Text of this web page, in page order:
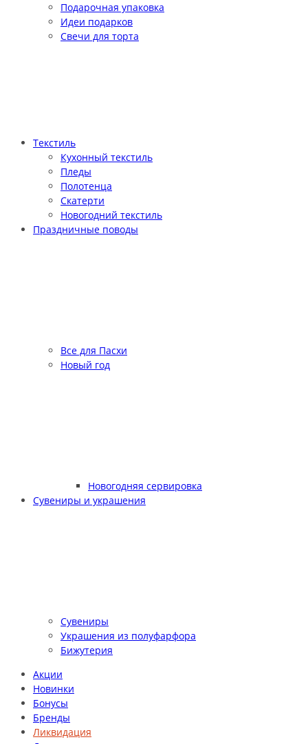
Подарочная упаковка
Идеи подарков
Свечи для торта
Текстиль
Кухонный текстиль
Пледы
Полотенца
Скатерти
Новогодний текстиль
Праздничные поводы
Все для Пасхи
Новый год
Новогодняя сервировка
Сувениры и украшения
Сувениры
Украшения из полуфарфора
Бижутерия
Акции
Новинки
Бонусы
Бренды
Ликвидация